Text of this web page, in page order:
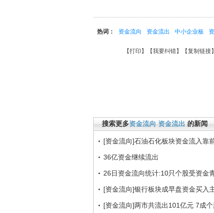
热词： 资金流向 资金流出 中小企业板
【打印 】【我要纠错】【复制链接
搜索更多资金流向 资金流出 的新闻
[资金流向]石油石化板块资金流入靠
36亿资金继续流出
26日资金流向统计:10只个股受资金
[资金流向]银行板块成早盘资金买入
[资金流向]两市共流出101亿元 7成个